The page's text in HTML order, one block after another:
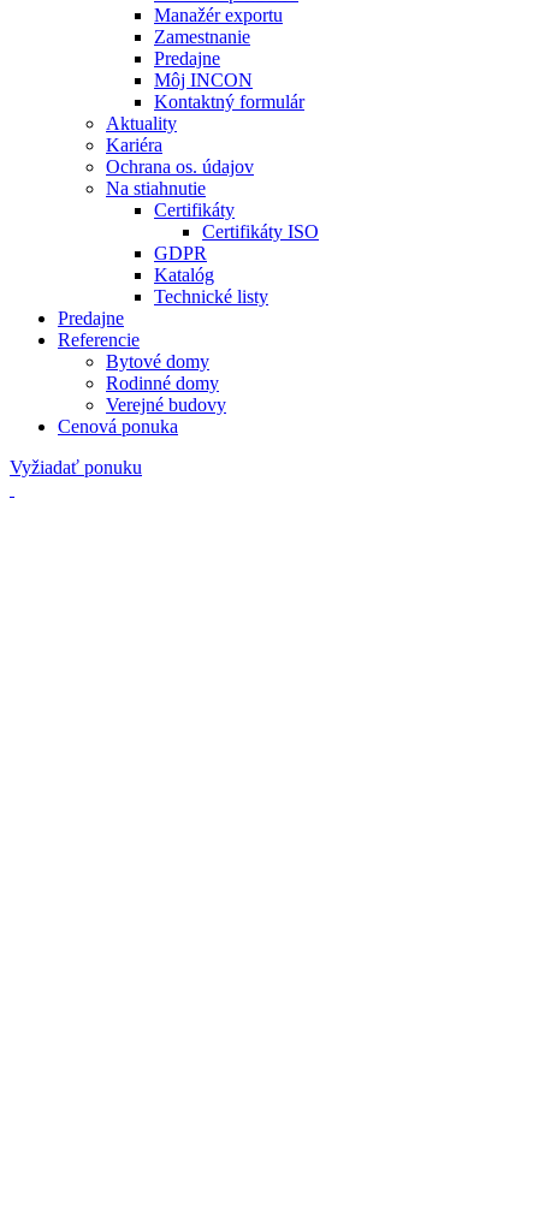
Manažér exportu
Zamestnanie
Predajne
Môj INCON
Kontaktný formulár
Aktuality
Kariéra
Ochrana os. údajov
Na stiahnutie
Certifikáty
Certifikáty ISO
GDPR
Katalóg
Technické listy
Predajne
Referencie
Bytové domy
Rodinné domy
Verejné budovy
Cenová ponuka
Vyžiadať ponuku